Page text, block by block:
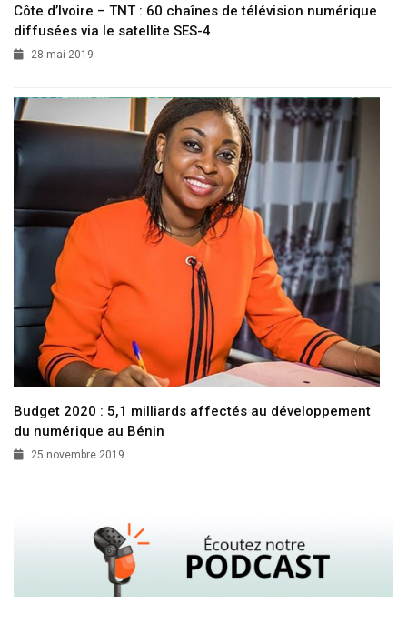
Côte d’Ivoire – TNT : 60 chaînes de télévision numérique
diffusées via le satellite SES-4
28 mai 2019
Budget 2020 : 5,1 milliards affectés au développement
du numérique au Bénin
25 novembre 2019